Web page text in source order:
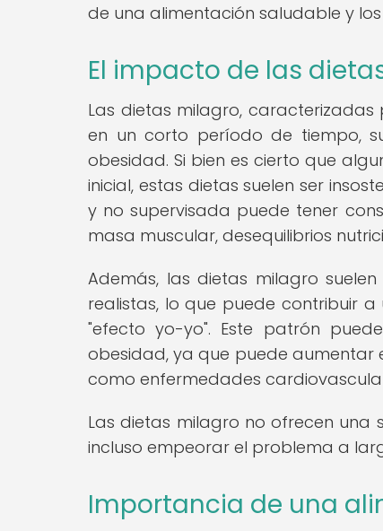
de una alimentación saludable y
El impacto de las
Las dietas milagro,
en un corto período de tiempo,
obesidad. Si bien es cierto que
inicial, estas dietas suelen ser
y no supervisada puede tener
masa muscular, desequilibrios
Además, las dietas milagro
realistas, lo que puede contribuir
"efecto yo-yo". Este patrón
obesidad, ya que puede aumentar
como enfermedades
Las dietas milagro no ofrecen una
incluso empeorar el problema a
Importancia de una